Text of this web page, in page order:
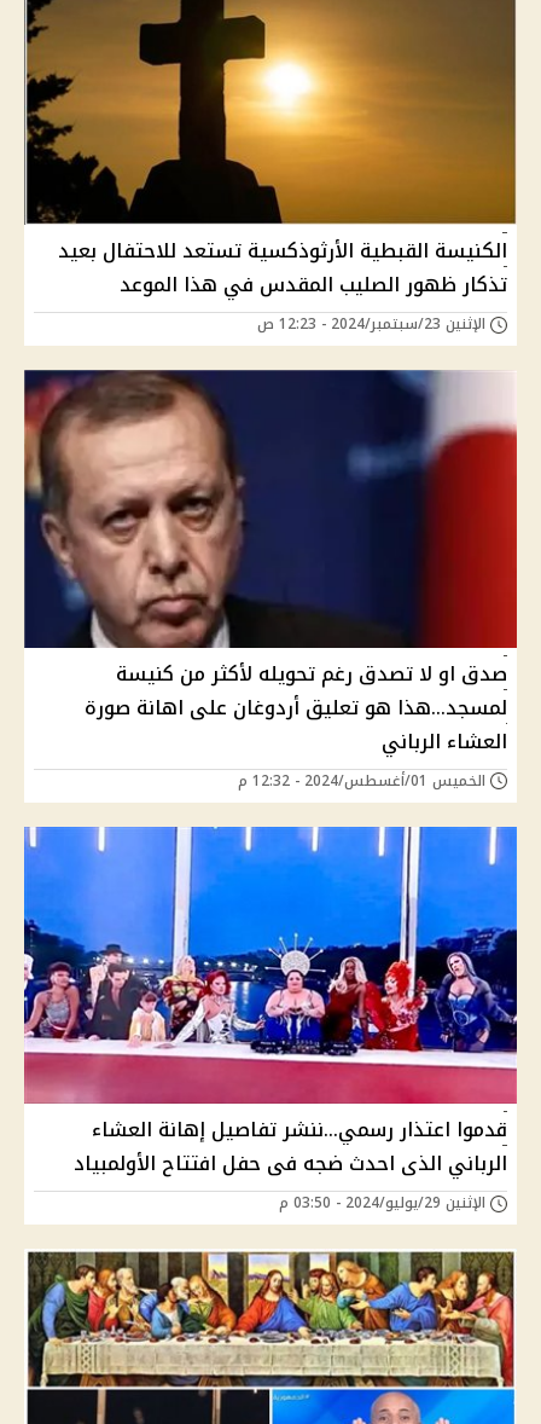
الكنيسة القبطية الأرثوذكسية تستعد للاحتفال بعيد
تذكار ظهور الصليب المقدس في هذا الموعد
الإثنين 23/سبتمبر/2024 - 12:23 ص
صدق او لا تصدق رغم تحويله لأكثر من كنيسة
لمسجد...هذا هو تعليق أردوغان على اهانة صورة
العشاء الرباني
الخميس 01/أغسطس/2024 - 12:32 م
قدموا اعتذار رسمي...ننشر تفاصيل إهانة العشاء
الرباني الذى احدث ضجه فى حفل افتتاح الأولمبياد
الإثنين 29/يوليو/2024 - 03:50 م